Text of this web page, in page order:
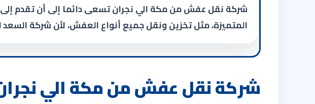
شركة نقل عفش من مكة الي نجران تسعى دائما إلى أن تقدم إلى
المتميزة، مثل تخزين ونقل جميع أنواع العفش، لأن شركة
شركة نقل عفش من مكة الي نجران